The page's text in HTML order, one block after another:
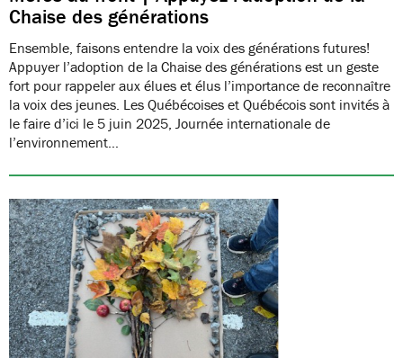
Chaise des générations
Ensemble, faisons entendre la voix des générations futures!
Appuyer l’adoption de la Chaise des générations est un geste
fort pour rappeler aux élues et élus l’importance de reconnaître
la voix des jeunes. Les Québécoises et Québécois sont invités à
le faire d’ici le 5 juin 2025, Journée internationale de
l’environnement…